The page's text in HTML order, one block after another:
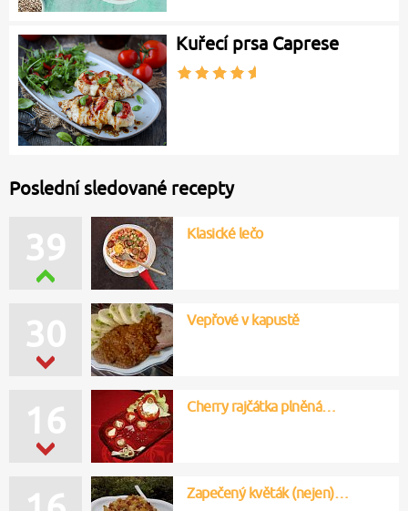
Kuřecí prsa Caprese
Poslední sledované recepty
39 Klasické lečo
30 Vepřové v kapustě
16 Cherry rajčátka plněná…
Zapečený květák (nejen)…